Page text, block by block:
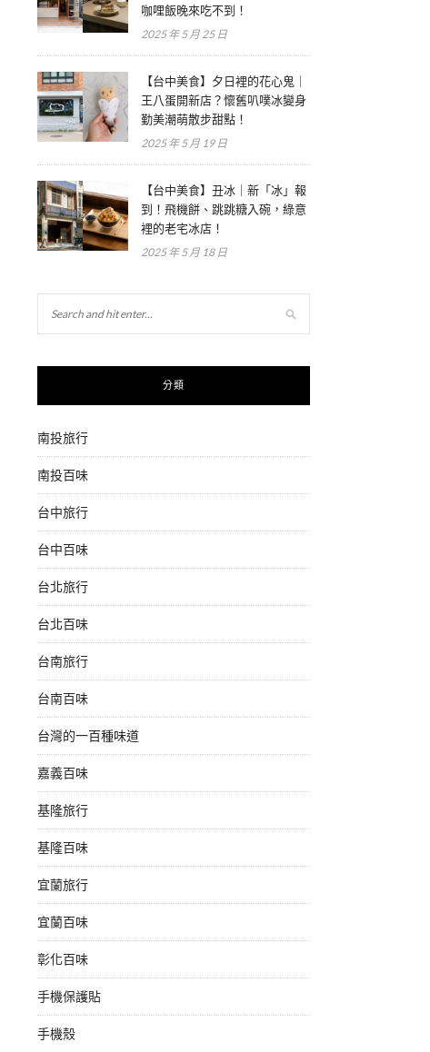
咖哩飯晚來吃不到！
2025 年 5 月 25 日
【台中美食】夕日裡的花心鬼｜
王八蛋開新店？懷舊叭噗冰變身
勤美潮萌散步甜點！
2025 年 5 月 19 日
【台中美食】丑冰｜新「冰」報
到！飛機餅、跳跳糖入碗，綠意
裡的老宅冰店！
2025 年 5 月 18 日
分類
南投旅行
南投百味
台中旅行
台中百味
台北旅行
台北百味
台南旅行
台南百味
台灣的一百種味道
嘉義百味
基隆旅行
基隆百味
宜蘭旅行
宜蘭百味
彰化百味
手機保護貼
手機殼